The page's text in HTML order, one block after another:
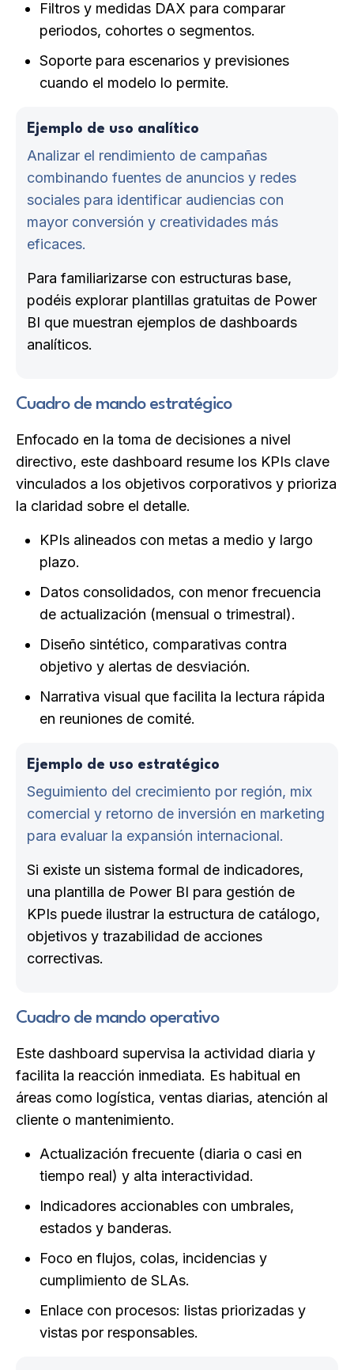
Filtros y medidas DAX para comparar
periodos, cohortes o segmentos.
Soporte para escenarios y previsiones
cuando el modelo lo permite.
Ejemplo de uso analítico
Analizar el rendimiento de campañas
combinando fuentes de anuncios y redes
sociales para identificar audiencias con
mayor conversión y creatividades más
eficaces.
Para familiarizarse con estructuras base,
podéis explorar plantillas gratuitas de Power
BI que muestran ejemplos de dashboards
analíticos.
Cuadro de mando estratégico
Enfocado en la toma de decisiones a nivel
directivo, este dashboard resume los KPIs clave
vinculados a los objetivos corporativos y prioriza
la claridad sobre el detalle.
KPIs alineados con metas a medio y largo
plazo.
Datos consolidados, con menor frecuencia
de actualización (mensual o trimestral).
Diseño sintético, comparativas contra
objetivo y alertas de desviación.
Narrativa visual que facilita la lectura rápida
en reuniones de comité.
Ejemplo de uso estratégico
Seguimiento del crecimiento por región, mix
comercial y retorno de inversión en marketing
para evaluar la expansión internacional.
Si existe un sistema formal de indicadores,
una plantilla de Power BI para gestión de
KPIs puede ilustrar la estructura de catálogo,
objetivos y trazabilidad de acciones
correctivas.
Cuadro de mando operativo
Este dashboard supervisa la actividad diaria y
facilita la reacción inmediata. Es habitual en
áreas como logística, ventas diarias, atención al
cliente o mantenimiento.
Actualización frecuente (diaria o casi en
tiempo real) y alta interactividad.
Indicadores accionables con umbrales,
estados y banderas.
Foco en flujos, colas, incidencias y
cumplimiento de SLAs.
Enlace con procesos: listas priorizadas y
vistas por responsables.